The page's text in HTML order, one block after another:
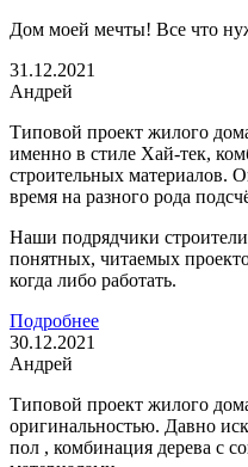
Дом моей мечты! Все что
31.12.2021
Андрей
Типовой проект жилого
именно в стиле Хай-тек,
строительных материалов.
время на разного рода
Наши подрядчики
понятных, читаемых
когда либо работать.
Подробнее
30.12.2021
Андрей
Типовой проект жилого
оригинальностью. Давно
пол , комбинация дерева с